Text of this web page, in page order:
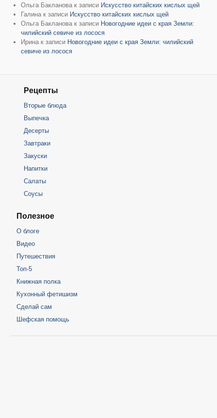
Ольга Бакланова к записи Искусство китайских кислых щей
Галина к записи Искусство китайских кислых щей
Ольга Бакланова к записи Новогодние идеи с края Земли:
чилийский севиче из лосося
Ирина к записи Новогодние идеи с края Земли: чилийский
севиче из лосося
Рецепты
Вторые блюда
Выпечка
Десерты
Завтраки
Закуски
Напитки
Салаты
Соусы
Полезное
О блоге
Видео
Путешествия
Топ-5
Книжная полка
Кухонный фетишизм
Сделай сам
Шефская помощь